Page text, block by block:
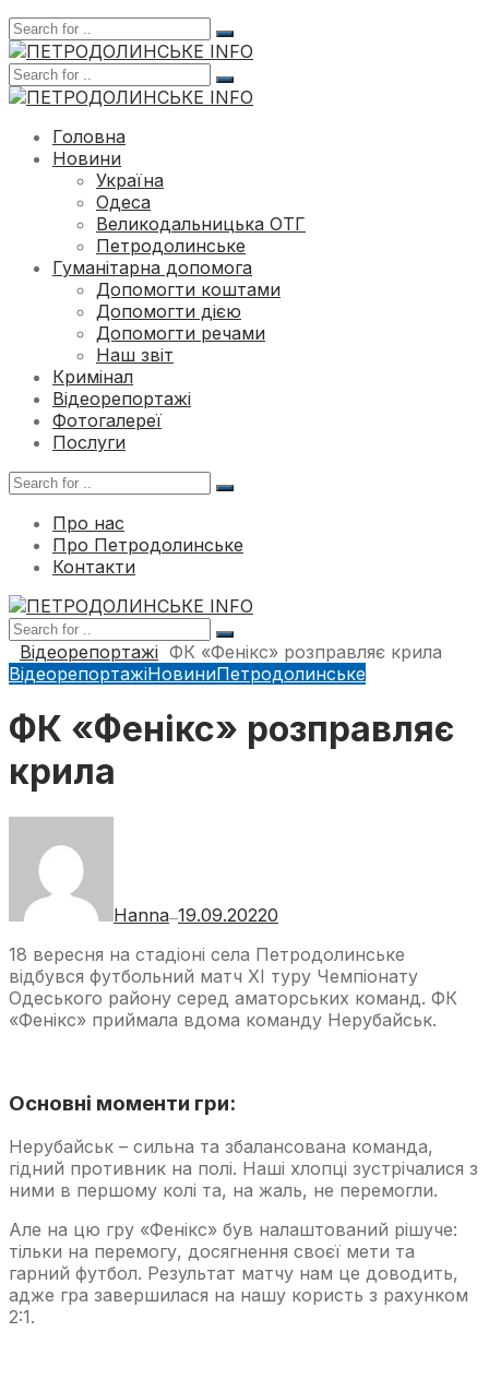
Головна
Новини
Україна
Одеса
Великодальницька ОТГ
Петродолинське
Гуманітарна допомога
Допомогти коштами
Допомогти дією
Допомогти речами
Наш звіт
Кримінал
Відеорепортажі
Фотогалереї
Послуги
Про нас
Про Петродолинське
Контакти
Відеорепортажі ФК «Фенікс» розправляє крила
ВідеорепортажіНовиниПетродолинське
ФК «Фенікс» розправляє
крила
Hanna—19.09.20220
18 вересня на стадіоні села Петродолинське
відбувся футбольний матч XI туру Чемпіонату
Одеського району серед аматорських команд. ФК
«Фенікс» приймала вдома команду Нерубайськ.
Основні моменти гри:
Нерубайськ – сильна та збалансована команда,
гідний противник на полі. Наші хлопці зустрічалися з
ними в першому колі та, на жаль, не перемогли.
Але на цю гру «Фенікс» був налаштований рішуче:
тільки на перемогу, досягнення своєї мети та
гарний футбол. Результат матчу нам це доводить,
адже гра завершилася на нашу користь з рахунком
2:1.